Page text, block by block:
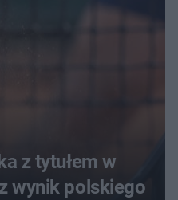
z tytułem w
wynik polskiego